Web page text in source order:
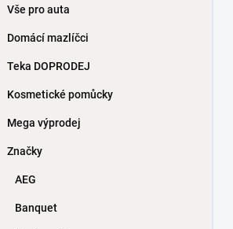
Vše pro auta
Domácí mazlíčci
Teka DOPRODEJ
Kosmetické pomůcky
Mega výprodej
Značky
AEG
Banquet